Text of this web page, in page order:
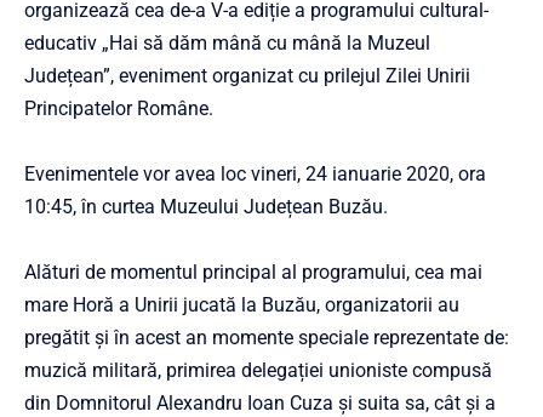
organizează cea de-a V-a ediție a programului cultural-
educativ „Hai să dăm mână cu mână la Muzeul
Județean”, eveniment organizat cu prilejul Zilei Unirii
Principatelor Române.
Evenimentele vor avea loc vineri, 24 ianuarie 2020, ora
10:45, în curtea Muzeului Județean Buzău.
Alături de momentul principal al programului, cea mai
mare Horă a Unirii jucată la Buzău, organizatorii au
pregătit și în acest an momente speciale reprezentate de:
muzică militară, primirea delegației unioniste compusă
din Domnitorul Alexandru Ioan Cuza și suita sa, cât și a